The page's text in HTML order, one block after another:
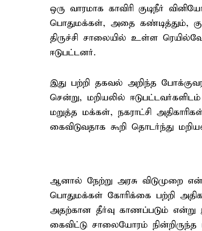
ஒரு வாரமாக காவிரி குடிநீர்
பொதுமக்கள், அதை கண்டித்தும்,
திருச்சி சாலையில் உள்ள
ஈடுபட்டனர்.
இது பற்றி தகவல் அறிந்த
சென்று, மறியலில்
மறுத்த மக்கள், நகராட்சி
கைவிடுவதாக கூறி தொடர்ந்து
ஆனால் நேற்று அரசு விடுமுறை
பொதுமக்கள் கோரிக்கை பற்றி
அதற்கான தீர்வு காணப்படும்
கைவிட்டு சாலையோரம்